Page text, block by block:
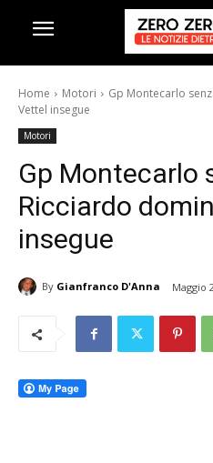
Home Motori
Gp Montecarlo
Vettel insegue
Motori
Gp Montecarlo
Ricciardo
insegue
By Gianfranco D'Anna Maggio